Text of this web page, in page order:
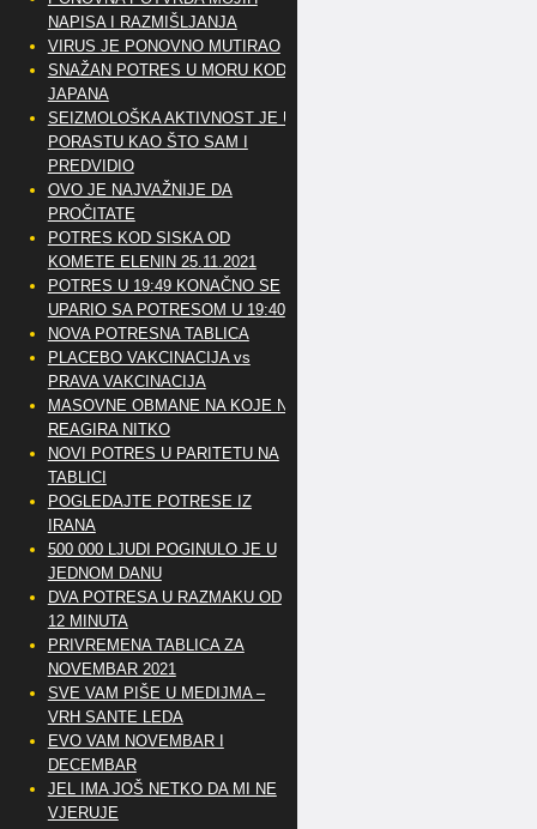
NAPISA I RAZMIŠLJANJA
VIRUS JE PONOVNO MUTIRAO
SNAŽAN POTRES U MORU KOD
JAPANA
SEIZMOLOŠKA AKTIVNOST JE U
PORASTU KAO ŠTO SAM I
PREDVIDIO
OVO JE NAJVAŽNIJE DA
PROČITATE
POTRES KOD SISKA OD
KOMETE ELENIN 25.11.2021
POTRES U 19:49 KONAČNO SE
UPARIO SA POTRESOM U 19:40
NOVA POTRESNA TABLICA
PLACEBO VAKCINACIJA vs
PRAVA VAKCINACIJA
MASOVNE OBMANE NA KOJE NE
REAGIRA NITKO
NOVI POTRES U PARITETU NA
TABLICI
POGLEDAJTE POTRESE IZ
IRANA
500 000 LJUDI POGINULO JE U
JEDNOM DANU
DVA POTRESA U RAZMAKU OD
12 MINUTA
PRIVREMENA TABLICA ZA
NOVEMBAR 2021
SVE VAM PIŠE U MEDIJMA –
VRH SANTE LEDA
EVO VAM NOVEMBAR I
DECEMBAR
JEL IMA JOŠ NETKO DA MI NE
VJERUJE